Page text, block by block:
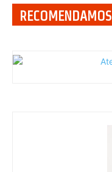
RECOMENDAMOS